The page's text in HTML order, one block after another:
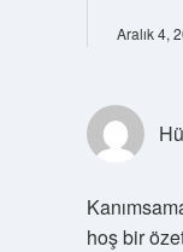
Aralık 4,
hoş bir